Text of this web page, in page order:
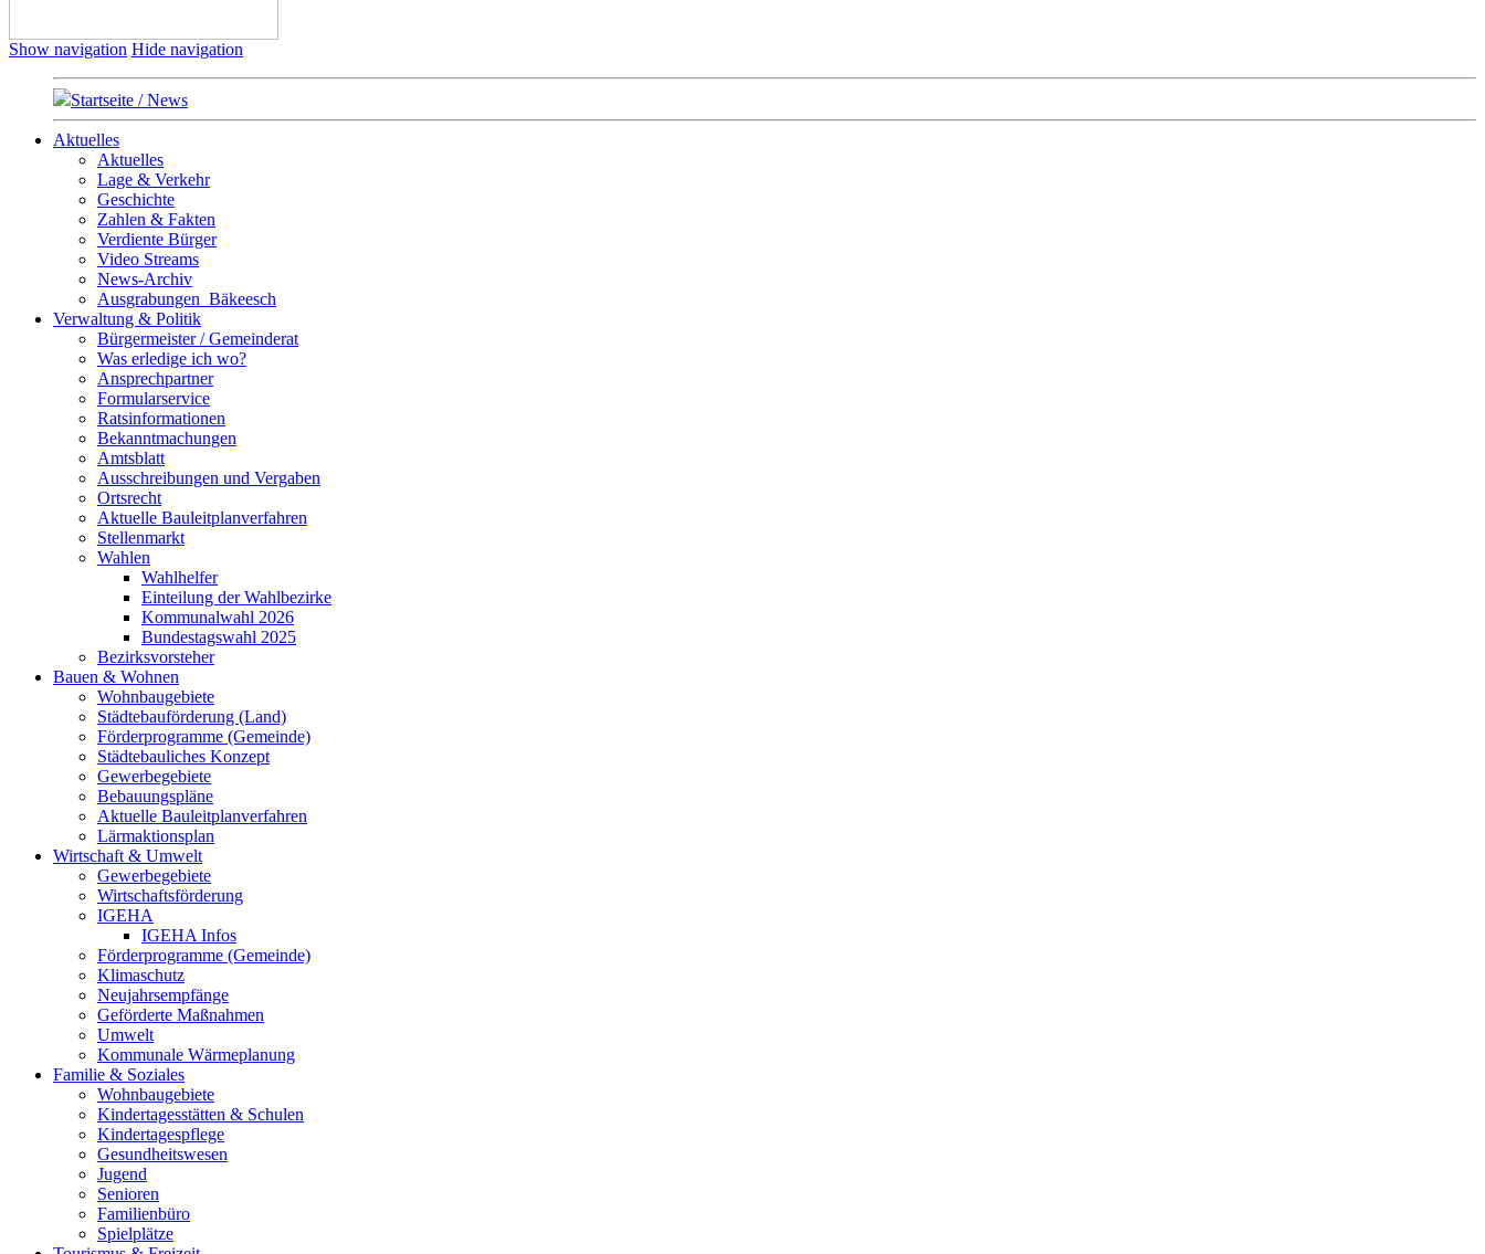
Show navigation Hide navigation
Startseite / News
Aktuelles
Aktuelles
Lage & Verkehr
Geschichte
Zahlen & Fakten
Verdiente Bürger
Video Streams
News-Archiv
Ausgrabungen_Bäkeesch
Verwaltung & Politik
Bürgermeister / Gemeinderat
Was erledige ich wo?
Ansprechpartner
Formularservice
Ratsinformationen
Bekanntmachungen
Amtsblatt
Ausschreibungen und Vergaben
Ortsrecht
Aktuelle Bauleitplanverfahren
Stellenmarkt
Wahlen
Wahlhelfer
Einteilung der Wahlbezirke
Kommunalwahl 2026
Bundestagswahl 2025
Bezirksvorsteher
Bauen & Wohnen
Wohnbaugebiete
Städtebauförderung (Land)
Förderprogramme (Gemeinde)
Städtebauliches Konzept
Gewerbegebiete
Bebauungspläne
Aktuelle Bauleitplanverfahren
Lärmaktionsplan
Wirtschaft & Umwelt
Gewerbegebiete
Wirtschaftsförderung
IGEHA
IGEHA Infos
Förderprogramme (Gemeinde)
Klimaschutz
Neujahrsempfänge
Geförderte Maßnahmen
Umwelt
Kommunale Wärmeplanung
Familie & Soziales
Wohnbaugebiete
Kindertagesstätten & Schulen
Kindertagespflege
Gesundheitswesen
Jugend
Senioren
Familienbüro
Spielplätze